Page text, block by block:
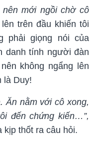
nên mới ngồi chờ cô
trên đầu khiến tôi
phải giọng nói của
danh tính người đàn
không ngẩng lên
là Duy!
Ăn nằm với cô xong,
đến chứng kiến…”,
thốt ra câu hỏi.